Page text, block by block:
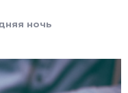
ночь